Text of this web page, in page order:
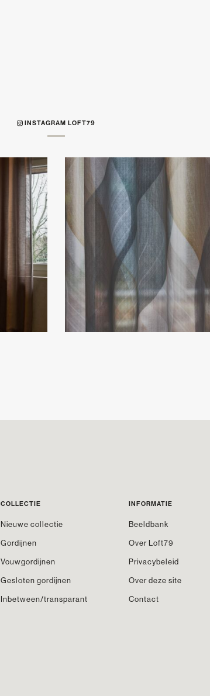
INSTAGRAM LOFT79
COLLECTIE
Nieuwe collectie
Gordijnen
Vouwgordijnen
Gesloten gordijnen
Inbetween/transparant
INFORMATIE
Beeldbank
Over Loft79
Privacybeleid
Over deze site
Contact